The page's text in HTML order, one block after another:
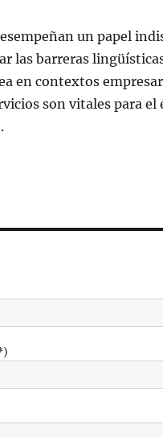
un papel
las barreras
en contextos
son vitales para